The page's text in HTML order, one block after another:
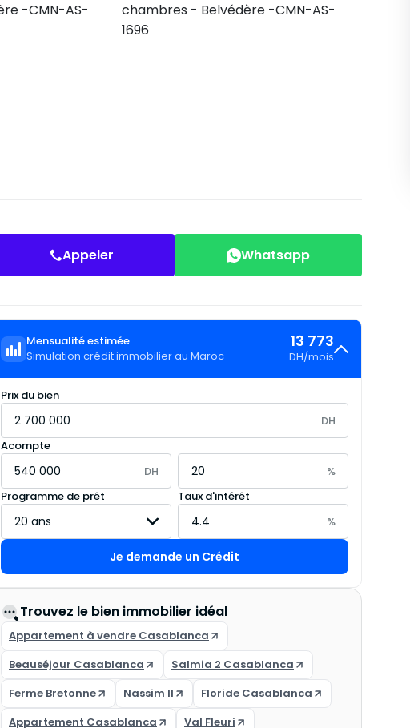
Appeler Whatsapp
Mensualité estimée
Simulation crédit immobilier au Maroc
13 773
DH/mois
Prix du bien
DH
Acompte
DH
%
Programme de prêt
Taux d'intérêt
%
Je demande un Crédit
Trouvez le bien immobilier idéal
Appartement à vendre Casablanca
Beauséjour Casablanca
Salmia 2 Casablanca
Ferme Bretonne
Nassim II
Floride Casablanca
Appartement Casablanca
Val Fleuri